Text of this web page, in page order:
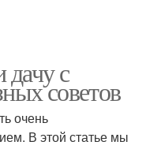
с
советов
очень
В этой статье мы